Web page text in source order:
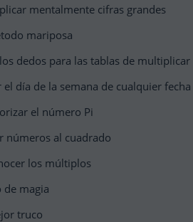
mentalmente cifras grandes
mariposa
dedos para las tablas de multiplicar
el día de la semana de cualquier fecha
el número Pi
números al cuadrado
los múltiplos
de magia
truco